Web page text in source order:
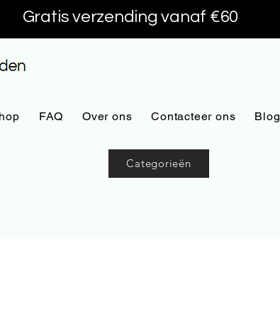
Gratis verzending vanaf €60
FAQ Over ons Contacteer ons Blog
Categorieën